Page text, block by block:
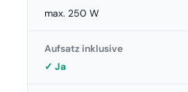
max. 250 W
Aufsatz inklusive
✓ Ja